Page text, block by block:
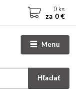
Menu
Hľadať
0 ks
za 0 €